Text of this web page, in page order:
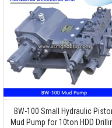
BW-100 Small Hydraulic
Mud Pump for 10ton HDD